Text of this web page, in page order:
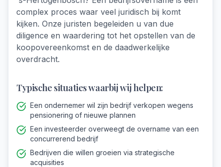
complex proces waar veel juridisch bij komt
kijken. Onze juristen begeleiden u van due
diligence en waardering tot het opstellen van de
koopovereenkomst en de daadwerkelijke
overdracht.
Typische situaties waarbij wij helpen:
Een ondernemer wil zijn bedrijf verkopen wegens
pensionering of nieuwe plannen
Een investeerder overweegt de overname van een
concurrerend bedrijf
Bedrijven die willen groeien via strategische
acquisities